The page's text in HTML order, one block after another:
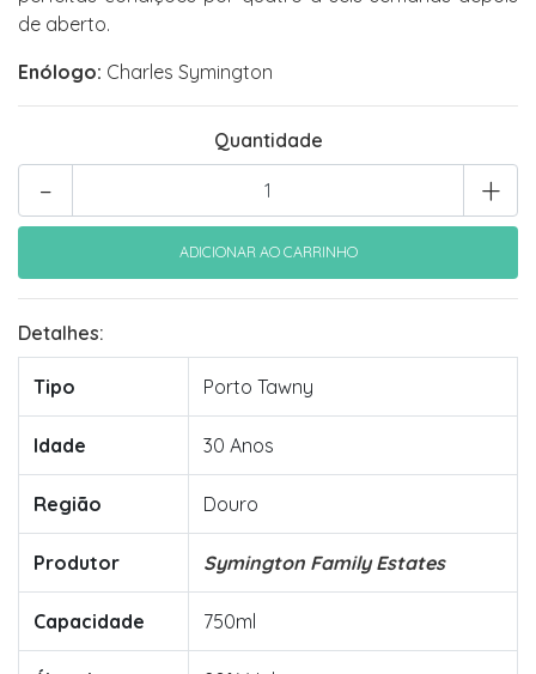
de aberto.
Enólogo: Charles Symington
Quantidade
+
-
Detalhes:
Tipo Porto Tawny
Idade 30 Anos
Região Douro
Produtor Symington Family Estates
Capacidade 750ml